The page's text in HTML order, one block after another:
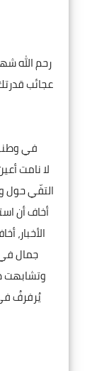
رحم الله
عجائب
في
لا نامت
التفّي حول
أخاف أن
جمال
وتشابهت
يُرفرفُ